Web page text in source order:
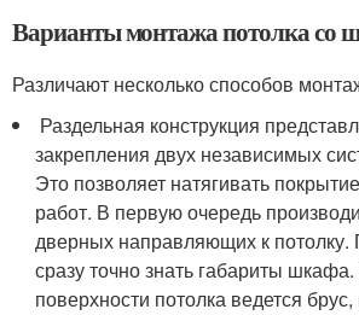
Варианты монтажа потолка со
Различают несколько способов
Раздельная конструкция
закрепления двух независимых
Это позволяет натягивать
работ. В первую очередь
дверных направляющих к
сразу точно знать габариты
поверхности потолка ведется